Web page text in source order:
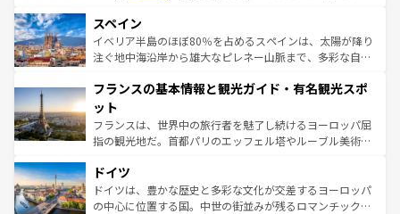
ろん、トスカーナの美しい田園風景やアマルフィ海岸の絶
景など、自然景観も見逃せない。観光の合間には、本場の
ピザやパスタなど、絶品のイタリア料理を堪能することも
ませてくれるイタリアで、忘れられない旅をしてみよう！
なお、新着のイタリア情報は
しい。
スペイン
イベリア半島のほぼ80％を占めるスペインは、太陽が降り
注ぐ地中海沿岸から雄大なピレネー山脈まで、多彩な自然
文化が根付くこの国では、情熱的なフラメンコ、熱気あふ
れる闘牛、そして美味しいタパスが生活の一部となってい
る。首都マドリードの洗練された雰囲気や、バルセロナの
アートに溢れた街角から、地方では古代ローマ遺跡や中世
せる。地方によって風土や気候が異なるスペインはその個
性で訪れる人を魅了する。 なお、新着のスペイン情報は コ
ンテンツ一覧を参照してほしい。
フランスの基本情報と観光ガイド・有名観光スポ
ット
フランスは、世界中の旅行者を魅了し続けるヨーロッパ屈
指の観光地だ。首都パリのエッフェル塔やルーブル美術館
で、幅広い魅力が詰まっている。華麗な宮殿、歴史的な大
聖堂、美しいビーチ、そして豊かな自然が、訪れる者を心
から魅了する。また、フランスは美食の国としても知ら
ドイツ
ドイツは、豊かな歴史と多彩な文化が交差するヨーロッパ
の中心に位置する国。中世の街並みが残るロマンチック街